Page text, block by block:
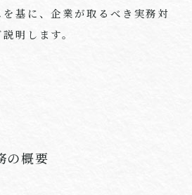
基に、企業が取るべき実務対
明します。
の概要